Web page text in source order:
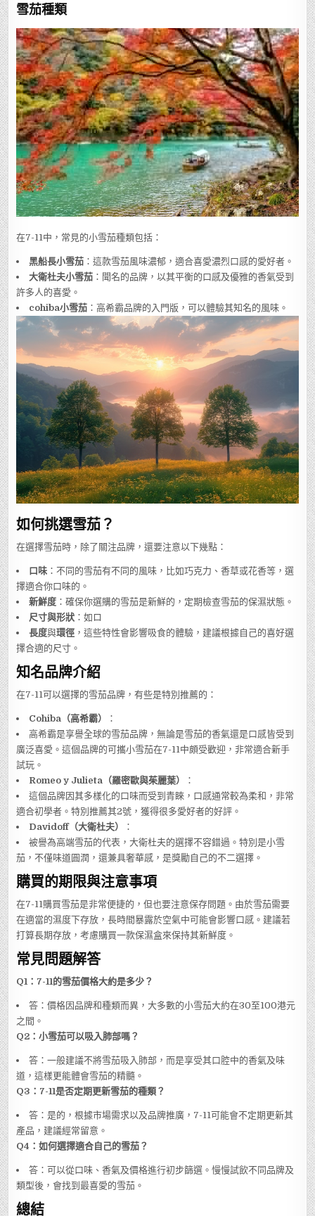
雪茄種類
在7-11中，常見的小雪茄種類包括：
黑船長小雪茄 ：這款雪茄風味濃郁，適合喜愛濃烈口感的愛好者。
大衛杜夫小雪茄 ：聞名的品牌，以其平衡的口感及優雅的香氣受到
許多人的喜愛。
cohiba小雪茄 ：高希霸品牌的入門版，可以體驗其知名的風味。
如何挑選雪茄？
在選擇雪茄時，除了關注品牌，還要注意以下幾點：
口味 ：不同的雪茄有不同的風味，比如巧克力、香草或花香等，選
擇適合你口味的。
新鮮度 ：確保你選購的雪茄是新鮮的，定期檢查雪茄的保濕狀態。
尺寸與形狀 ：如ロ
長度與環徑 ，這些特性會影響吸食的體驗，建議根據自己的喜好選
擇合適的尺寸。
知名品牌介紹
在7-11可以選擇的雪茄品牌，有些是特別推薦的：
Cohiba（高希霸）
：
高希霸是享譽全球的雪茄品牌，無論是雪茄的香氣還是口感皆受到
廣泛喜愛。這個品牌的可攜小雪茄在7-11中頗受歡迎，非常適合新手
試玩。
Romeo y Julieta（羅密歐與茱麗葉）
：
這個品牌因其多樣化的口味而受到青睞，口感通常較為柔和，非常
適合初學者。特別推薦其2號，獲得很多愛好者的好評。
Davidoff（大衛杜夫）
：
被譽為高端雪茄的代表，大衛杜夫的選擇不容錯過。特別是小雪
茄，不僅味道圓潤，還兼具奢華感，是獎勵自己的不二選擇。
購買的期限與注意事項
在7-11購買雪茄是非常便捷的，但也要注意保存問題。由於雪茄需要
在適當的濕度下存放，長時間暴露於空氣中可能會影響口感。建議若
打算長期存放，考慮購買一款保濕盒來保持其新鮮度。
常見問題解答
Q1：7-11的雪茄價格大約是多少？
答：價格因品牌和種類而異，大多數的小雪茄大約在30至100港元
之間。
Q2：小雪茄可以吸入肺部嗎？
答：一般建議不將雪茄吸入肺部，而是享受其口腔中的香氣及味
道，這樣更能體會雪茄的精髓。
Q3：7-11是否定期更新雪茄的種類？
答：是的，根據市場需求以及品牌推廣，7-11可能會不定期更新其
產品，建議經常留意。
Q4：如何選擇適合自己的雪茄？
答：可以從口味、香氣及價格進行初步篩選。慢慢試飲不同品牌及
類型後，會找到最喜愛的雪茄。
總結